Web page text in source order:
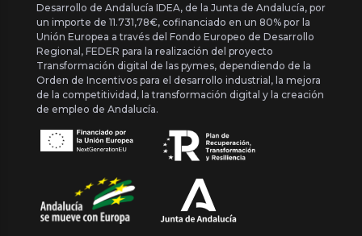
Desarrollo de Andalucía IDEA, de la Junta de Andalucía, por
un importe de 11.731,78€, cofinanciado en un 80% por la
Unión Europea a través del Fondo Europeo de Desarrollo
Regional, FEDER para la realización del proyecto
Transformación digital de las pymes, dependiendo de la
Orden de Incentivos para el desarrollo industrial, la mejora
de la competitividad, la transformación digital y la creación
de empleo de Andalucía.